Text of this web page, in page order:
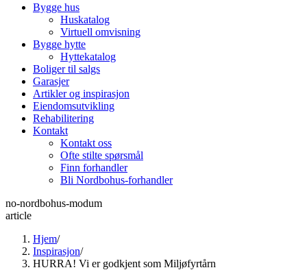
Bygge hus
Huskatalog
Virtuell omvisning
Bygge hytte
Hyttekatalog
Boliger til salgs
Garasjer
Artikler og inspirasjon
Eiendomsutvikling
Rehabilitering
Kontakt
Kontakt oss
Ofte stilte spørsmål
Finn forhandler
Bli Nordbohus-forhandler
no-nordbohus-modum
article
Hjem/
Inspirasjon/
HURRA! Vi er godkjent som Miljøfyrtårn